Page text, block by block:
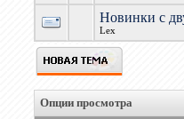
Новинки с
Lex
Опции просмотра